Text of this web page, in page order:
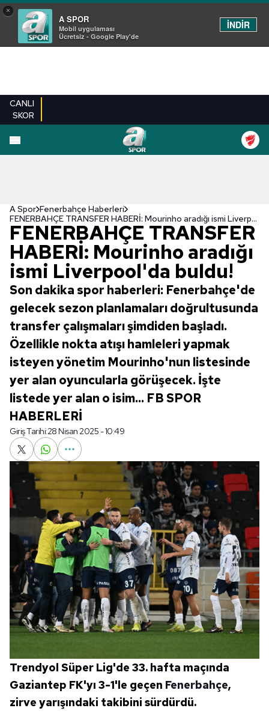
×
A SPOR
Mobil uygulaması
Ücretsiz - Google Play'de
İNDİR
CANLI
SKOR
A Spor Fenerbahçe Haberleri
FENERBAHÇE TRANSFER HABERİ: Mourinho aradığı ismi Liverpool'da buldu!
FENERBAHÇE TRANSFER
HABERİ: Mourinho aradığı
ismi Liverpool'da buldu!
Son dakika spor haberleri: Fenerbahçe'de
gelecek sezon planlamaları doğrultusunda
transfer çalışmaları şimdiden başladı.
Özellikle nokta atışı hamleleri yapmak
isteyen yönetim Mourinho'nun listesinde
yer alan oyuncularla görüşecek. İşte
listede yer alan o isim... FB SPOR
HABERLERİ
Giriş Tarihi:28 Nisan 2025 - 10:49
Trendyol Süper Lig'de 33. hafta maçında
Gaziantep FK'yı 3-1'le geçen Fenerbahçe,
zirve yarışındaki takibini sürdürdü.